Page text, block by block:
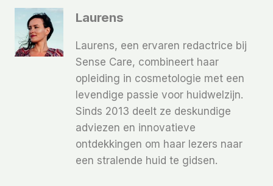
Laurens
Laurens, een ervaren redactrice bij
Sense Care, combineert haar
opleiding in cosmetologie met een
levendige passie voor huidwelzijn.
Sinds 2013 deelt ze deskundige
adviezen en innovatieve
ontdekkingen om haar lezers naar
een stralende huid te gidsen.